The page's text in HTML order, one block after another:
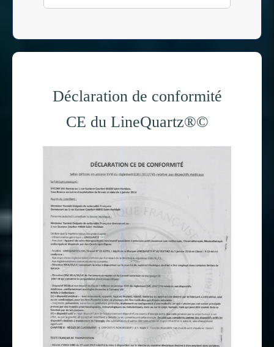
Déclaration de conformité
CE du LineQuartz®©